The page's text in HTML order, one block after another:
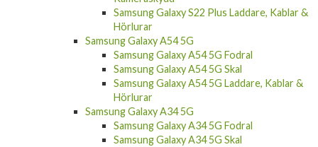
Samsung Galaxy S22 Plus Laddare, Kablar &
Hörlurar
Samsung Galaxy A54 5G
Samsung Galaxy A54 5G Fodral
Samsung Galaxy A54 5G Skal
Samsung Galaxy A54 5G Laddare, Kablar &
Hörlurar
Samsung Galaxy A34 5G
Samsung Galaxy A34 5G Fodral
Samsung Galaxy A34 5G Skal